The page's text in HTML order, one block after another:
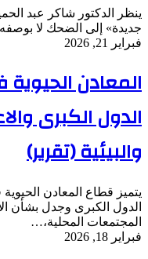
ينظر الدكتور شاكر عبد
جديدة» إلى الضحك لا بوصفه
فبراير 21, 2026
المعادن
الدول الكبرى
والبيئية (تقرير)
يتميز قطاع المعادن
الدول الكبرى وجدل بشأن
المجتمعات المحلية،…
فبراير 18, 2026